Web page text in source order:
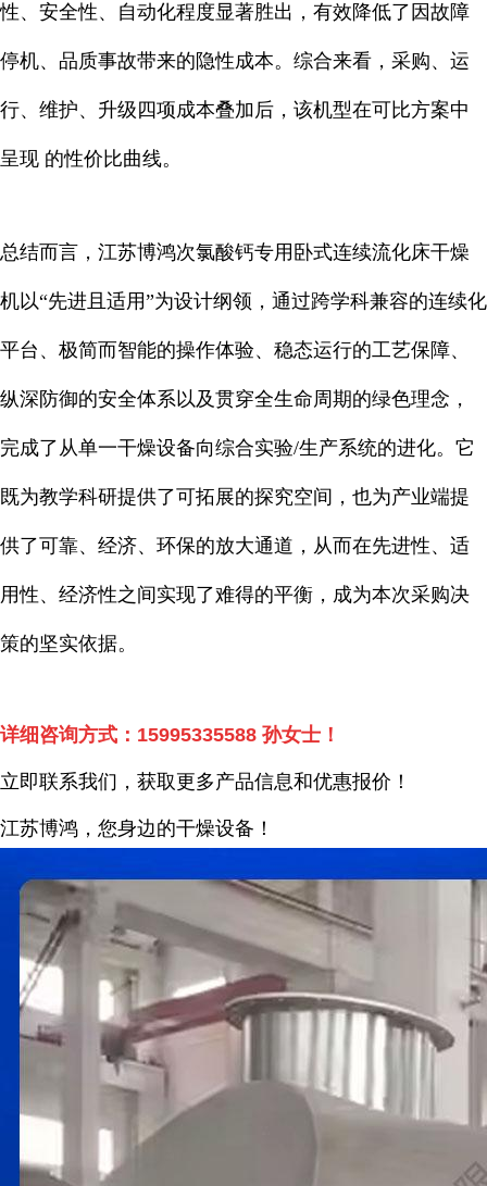
性、安全性、自动化程度显著胜出，有效降低了因故障
停机、品质事故带来的隐性成本。综合来看，采购、运
行、维护、升级四项成本叠加后，该机型在可比方案中
呈现 的性价比曲线。
总结而言，江苏博鸿次氯酸钙专用卧式连续流化床干燥
机以“先进且适用”为设计纲领，通过跨学科兼容的连续化
平台、极简而智能的操作体验、稳态运行的工艺保障、
纵深防御的安全体系以及贯穿全生命周期的绿色理念，
完成了从单一干燥设备向综合实验/生产系统的进化。它
既为教学科研提供了可拓展的探究空间，也为产业端提
供了可靠、经济、环保的放大通道，从而在先进性、适
用性、经济性之间实现了难得的平衡，成为本次采购决
策的坚实依据。
详细咨询方式： 15995335588 孙女士！
立即联系我们，获取更多产品信息和优惠报价！
江苏博鸿，您身边的干燥设备 ！